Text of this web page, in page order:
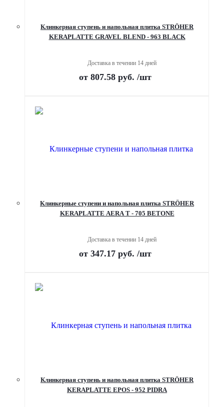
Клинкерная ступень и напольная плитка STRÖHER
KERAPLATTE GRAVEL BLEND - 963 BLACK
Доставка в течении 14 дней
от 807.58 руб. /шт
Клинкерные ступени и напольная плитка STRÖHER
KERAPLATTE AERA T - 705 BETONE
Доставка в течении 14 дней
от 347.17 руб. /шт
Клинкерная ступень и напольная плитка STRÖHER
KERAPLATTE EPOS - 952 PIDRA